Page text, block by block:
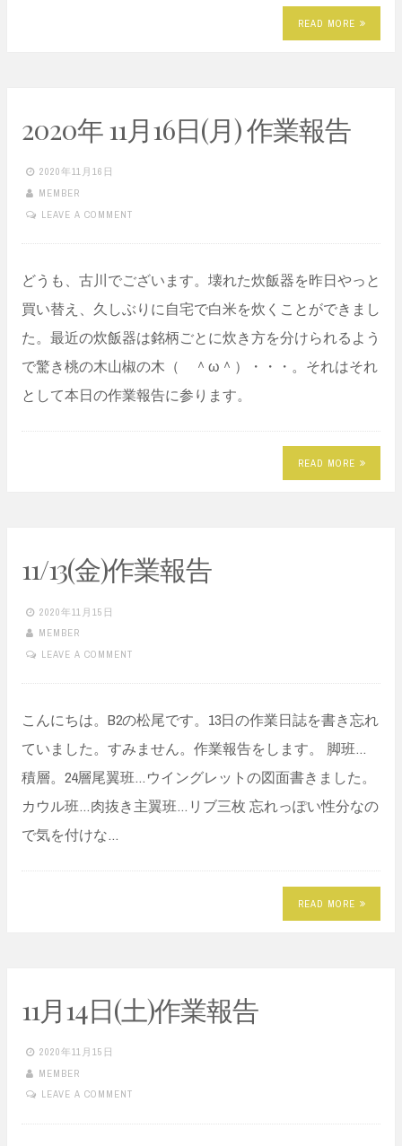
READ MORE
2020年 11月16日(月) 作業報告
2020年11月16日
MEMBER
LEAVE A COMMENT
どうも、古川でございます。壊れた炊飯器を昨日やっと
買い替え、久しぶりに自宅で白米を炊くことができまし
た。最近の炊飯器は銘柄ごとに炊き方を分けられるよう
で驚き桃の木山椒の木（ ＾ω＾）・・・。それはそれ
として本日の作業報告に参ります。
READ MORE
11/13(金)作業報告
2020年11月15日
MEMBER
LEAVE A COMMENT
こんにちは。B2の松尾です。13日の作業日誌を書き忘れ
ていました。すみません。作業報告をします。 脚班…
積層。24層尾翼班…ウイングレットの図面書きました。
カウル班…肉抜き主翼班…リブ三枚 忘れっぽい性分なの
で気を付けな…
READ MORE
11月14日(土)作業報告
2020年11月15日
MEMBER
LEAVE A COMMENT